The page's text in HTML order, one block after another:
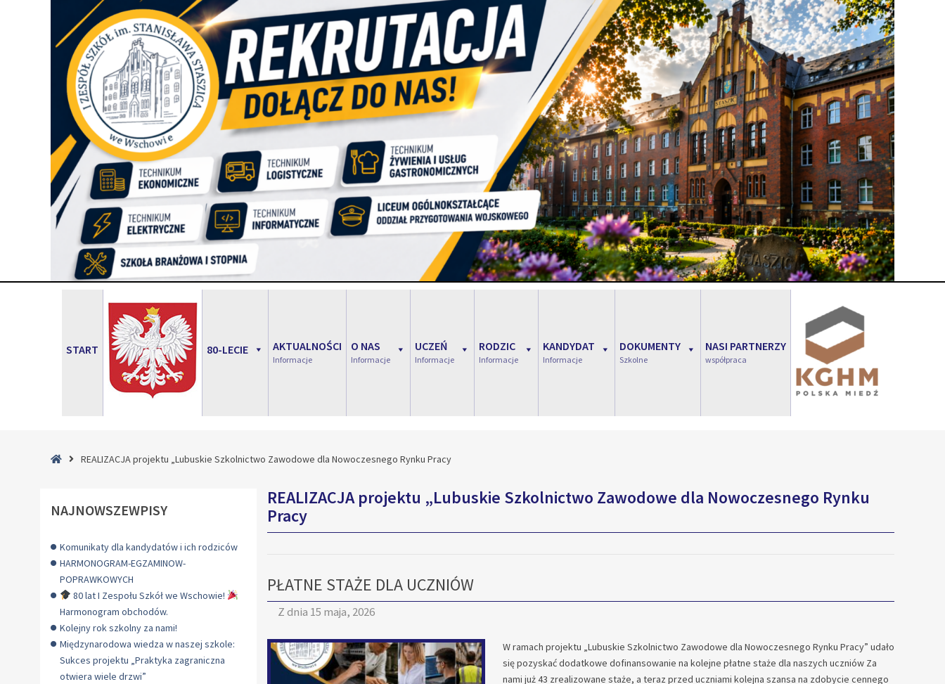
START 80-LECIE AKTUALNOŚCI
Informacje
O NAS
Informacje
UCZEŃ
Informacje
RODZIC
Informacje
KANDYDAT
Informacje
DOKUMENTY
Szkolne
NASI PARTNERZY
współpraca
StronaREALIZACJA projektu „Lubuskie Szkolnictwo Zawodowe dla Nowoczesnego Rynku Pracy
REALIZACJA projektu „Lubuskie Szkolnictwo Zawodowe dla Nowoczesnego Rynku
Pracy
PŁATNE STAŻE DLA UCZNIÓW
Z dnia 15 maja, 2026
W ramach projektu „Lubuskie Szkolnictwo Zawodowe dla Nowoczesnego Rynku Pracy” udało
się pozyskać dodatkowe dofinansowanie na kolejne płatne staże dla naszych uczniów Za
nami już 43 zrealizowane staże, a teraz przed uczniami kolejna szansa na zdobycie cennego
NAJNOWSZEWPISY
Komunikaty dla kandydatów i ich rodziców
HARMONOGRAM-EGZAMINOW-
POPRAWKOWYCH
80 lat I Zespołu Szkół we Wschowie!
Harmonogram obchodów.
Kolejny rok szkolny za nami!
Międzynarodowa wiedza w naszej szkole:
Sukces projektu „Praktyka zagraniczna
otwiera wiele drzwi”